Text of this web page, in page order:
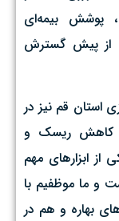
پوشش بیمه‌ای
از پیش گسترش
استان قم نیز در
کاهش ریسک و
ابزارهای مهم
و ما موظفیم با
بهاره و هم در